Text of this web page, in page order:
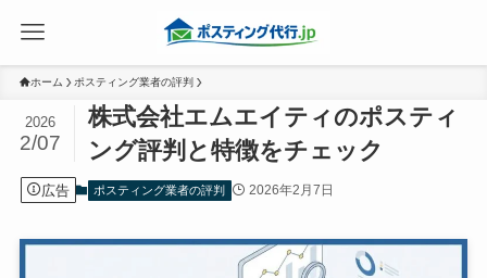
ホーム ポスティング業者の評判
株式会社エムエイティのポスティ
ング評判と特徴をチェック
2026
2/07
広告 ポスティング業者の評判 2026年2月7日